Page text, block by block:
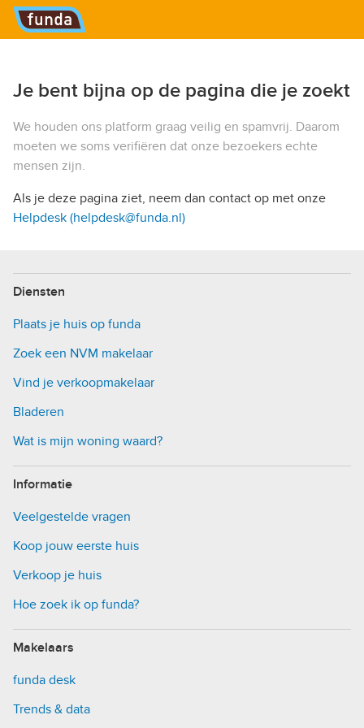
Hoofdmenu
Je bent bijna op de pagina die je zoekt
We houden ons platform graag veilig en spamvrij. Daarom
moeten we soms verifiëren dat onze bezoekers echte
mensen zijn.
Als je deze pagina ziet, neem dan contact op met onze
Helpdesk (helpdesk@funda.nl)
Diensten
Plaats je huis op funda
Zoek een NVM makelaar
Vind je verkoopmakelaar
Bladeren
Wat is mijn woning waard?
Informatie
Veelgestelde vragen
Koop jouw eerste huis
Verkoop je huis
Hoe zoek ik op funda?
Makelaars
funda desk
Trends & data